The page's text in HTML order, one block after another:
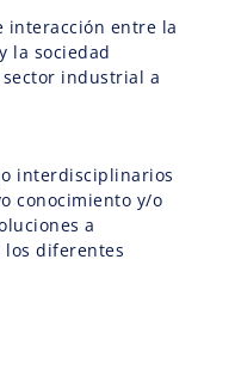
interacción entre la
la sociedad
industrial a
interdisciplinarios
conocimiento y/o
a
los diferentes